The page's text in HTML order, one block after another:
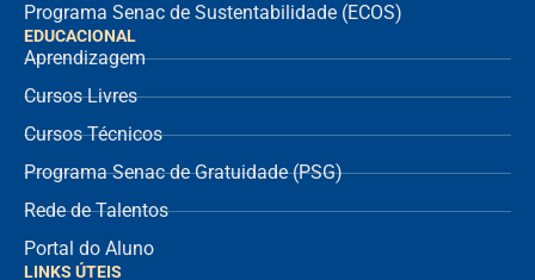
Programa Senac de Sustentabilidade (ECOS)
EDUCACIONAL
Aprendizagem
Cursos Livres
Cursos Técnicos
Programa Senac de Gratuidade (PSG)
Rede de Talentos
Portal do Aluno
LINKS ÚTEIS